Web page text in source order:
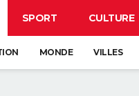
SPORT CULTURE
MONDE VILLES